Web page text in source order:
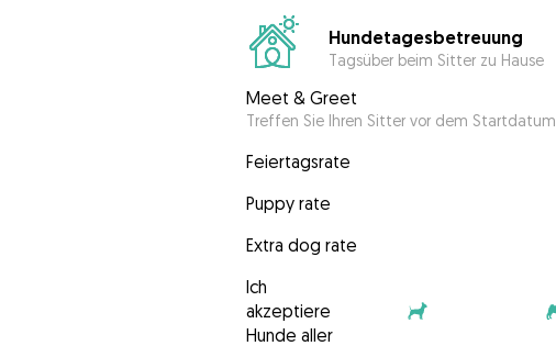
Hundetagesbetreuung
Tagsüber beim Sitter zu Hause
Meet & Greet
Treffen Sie Ihren Sitter vor dem Startdatum.
Feiertagsrate
Puppy rate
Extra dog rate
Ich
akzeptiere
Hunde aller